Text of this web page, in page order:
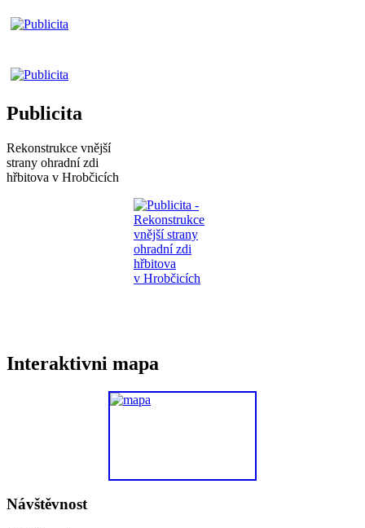
Publicita
Rekonstrukce vnější
strany ohradní zdi
hřbitova v Hrobčicích
Interaktivni mapa
Návštěvnost